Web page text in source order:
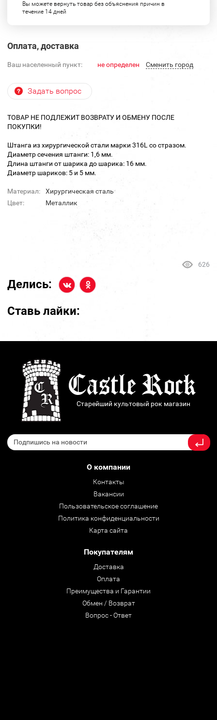
Вы можете вернуть товар без объяснения причин в
течение 14 дней
Оплата, доставка
Ваш населенный пункт: не определен Cменить город
Задать вопрос
ТОВАР НЕ ПОДЛЕЖИТ ВОЗВРАТУ И ОБМЕНУ ПОСЛЕ
ПОКУПКИ!
Штанга из хирургической стали марки 316L со стразом.
Диаметр сечения штанги: 1,6 мм.
Длина штанги от шарика до шарика: 16 мм.
Диаметр шариков: 5 и 5 мм.
Материал:
Хирургическая сталь
Цвет:
Металлик
626
Делись:
Ставь лайки:
Старейший культовый рок магазин
О компании
Контакты
Вакансии
Пользовательское соглашение
Политика конфиденциальности
Карта сайта
Покупателям
Доставка
Оплата
Преимущества и Гарантии
Обмен / Возврат
Вопрос - Ответ